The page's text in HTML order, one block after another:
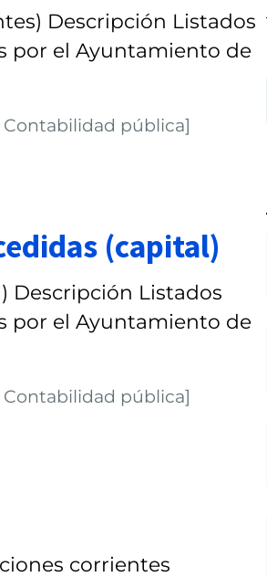
Descripción Listados
por el Ayuntamiento de
pública]
(capital)
Descripción Listados
por el Ayuntamiento de
pública]
corrientes